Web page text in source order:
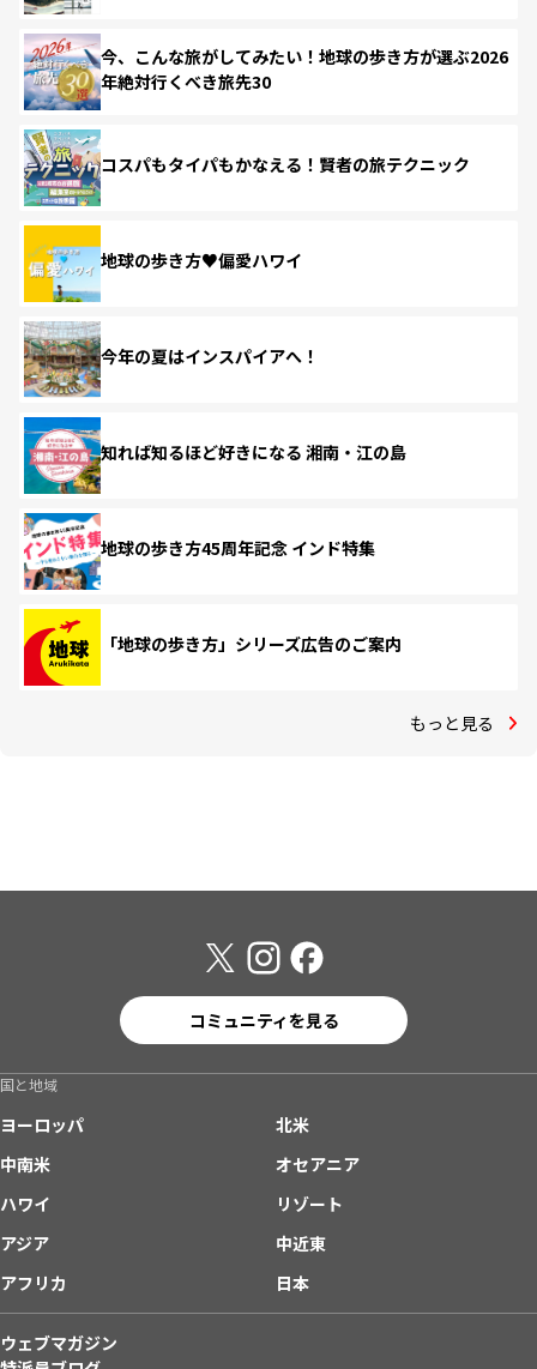
今、こんな旅がしてみたい！地球の歩き方が選ぶ2026
年絶対行くべき旅先30
コスパもタイパもかなえる！賢者の旅テクニック
地球の歩き方♥偏愛ハワイ
今年の夏はインスパイアへ！
知れば知るほど好きになる 湘南・江の島
地球の歩き方45周年記念 インド特集
「地球の歩き方」シリーズ広告のご案内
もっと見る
コミュニティを見る
国と地域
ヨーロッパ
北米
中南米
オセアニア
ハワイ
リゾート
アジア
中近東
アフリカ
日本
ウェブマガジン